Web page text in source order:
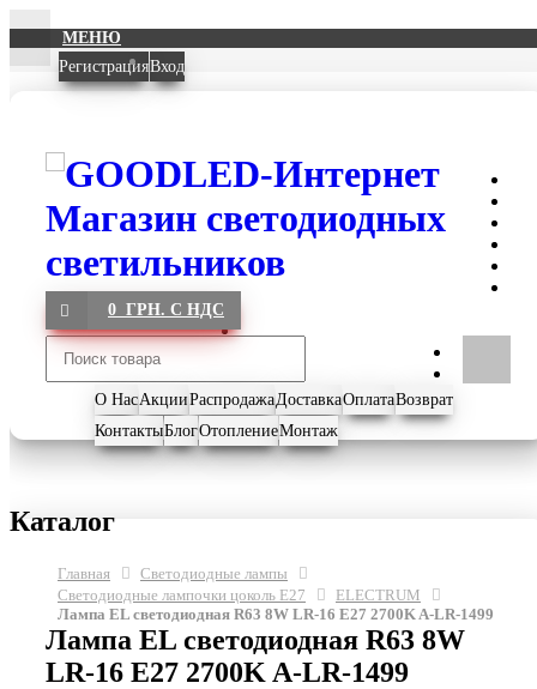
МЕНЮ
РегистрацияВход
0 ГРН. С НДС
О НасАкцииРаспродажаДоставкаОплатаВозврат
КонтактыБлогОтоплениеМонтаж
Каталог
Главная
Светодиодные лампы
Светодиодные лампочки цоколь Е27
ELECTRUM
Лампа EL светодиодная R63 8W LR-16 Е27 2700K A-LR-1499
Лампа EL светодиодная R63 8W
LR-16 Е27 2700K A-LR-1499